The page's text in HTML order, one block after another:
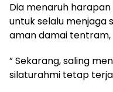
Dia menaruh
untuk selalu menjaga
aman damai tentram,
” Sekarang, saling
silaturahmi tetap